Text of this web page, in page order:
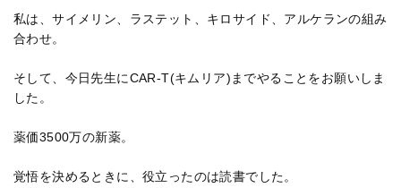
私は、サイメリン、ラステット、キロサイド、アルケランの組み
合わせ。
そして、今日先生にCAR-T(キムリア)までやることをお願いしま
した。
薬価3500万の新薬。
覚悟を決めるときに、役立ったのは読書でした。